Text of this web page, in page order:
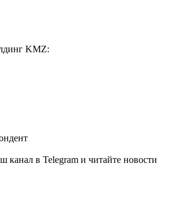
KMZ:
канал в Telegram и читайте новости